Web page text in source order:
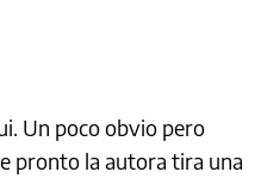
Un poco obvio pero
pronto la autora tira una